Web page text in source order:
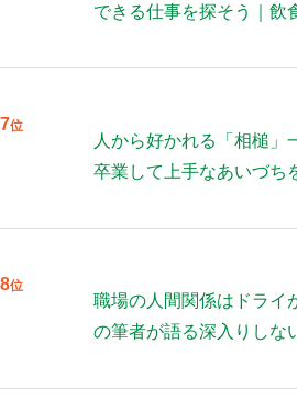
できる仕事を探そう｜飲
7位
人から好かれる「相槌」
卒業して上手なあいづち
8位
職場の人間関係はドライ
の筆者が語る深入りしな